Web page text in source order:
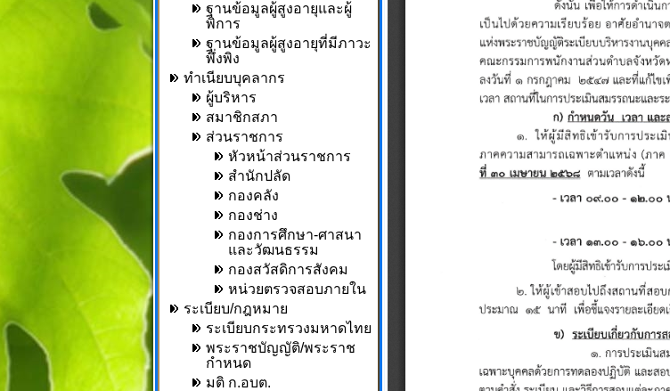
ฐานข้อมูลผู้สูงอายุและผู้
พิการ
ฐานข้อมูลผู้สูงอายุที่มีภาวะ
พึ่งพิง
ทำเนียบบุคลากร
ผู้บริหาร
สมาชิกสภา
ส่วนราชการ
หัวหน้าส่วนราชการ
สำนักปลัด
กองคลัง
กองช่าง
กองการศึกษา-ศาสนา
และวัฒนธรรม
กองสวัสดิการสังคม
หน่วยตรวจสอบภายใน
ระเบียบ/กฎหมาย
ระเบียบกระทรวงมหาดไทย
พระราชบัญญัติ/พระราช
กำหนด
มติ ก.อบต.